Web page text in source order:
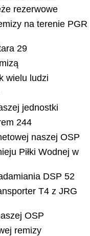
rezerwowe
na terenie PGR
29
wielu ludzi
jednostki
244
naszej OSP
Piłki Wodnej w
DSP 52
T4 z JRG
OSP
remizy